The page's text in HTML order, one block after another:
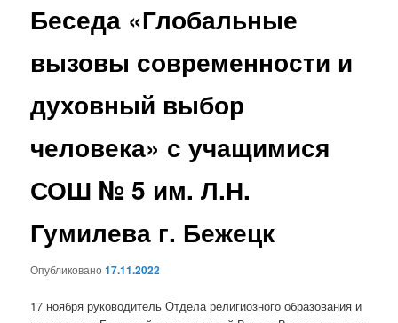
Беседа «Глобальные
вызовы современности и
духовный выбор
человека» с учащимися
СОШ № 5 им. Л.Н.
Гумилева г. Бежецк
Опубликовано17.11.2022
17 ноября руководитель Отдела религиозного образования и